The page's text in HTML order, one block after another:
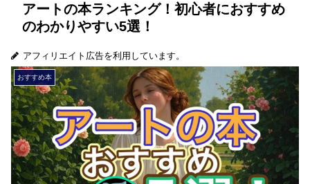
アートの本ランキング！初心者におすすめ
のわかりやすい5選！
アフィリエイト広告を利用しています。
おすすめ本